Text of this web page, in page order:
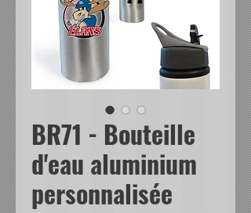
BR71 - Bouteille
d'eau aluminium
personnalisée